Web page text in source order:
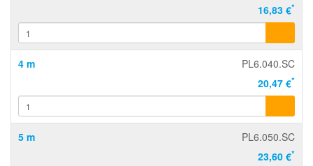
16,83 €*
4 m
PL6.040.SC
20,47 €*
5 m
PL6.050.SC
23,60 €*